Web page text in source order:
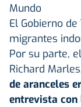
Mundo
El Gobierno
migrantes
Por su parte,
Richard
de aranceles
entrevista con